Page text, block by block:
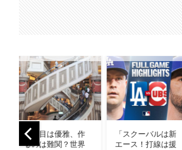
大谷翔平 カブス今
永から弾丸ライナ
「スクーバルは新
エース！打線は援